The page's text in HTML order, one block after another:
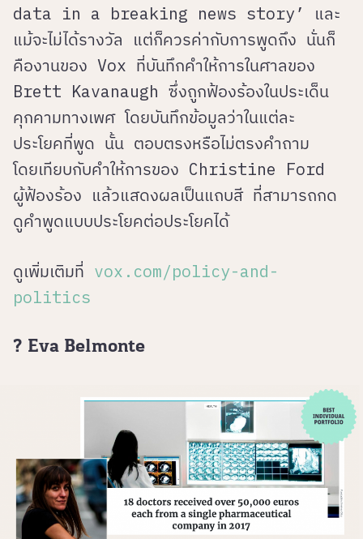
data in a breaking news story’ และ
แม้จะไม่ได้รางวัล แต่ก็ควรค่ากับการพูดถึง นั่นก็
คืองานของ Vox ที่บันทึกคำให้การในศาลของ
Brett Kavanaugh ซึ่งถูกฟ้องร้องในประเด็น
คุกคามทางเพศ โดยบันทึกข้อมูลว่าในแต่ละ
ประโยคที่พูด นั้น ตอบตรงหรือไม่ตรงคำถาม
โดยเทียบกับคำให้การของ Christine Ford
ผู้ฟ้องร้อง แล้วแสดงผลเป็นแถบสี ที่สามารถกด
ดูคำพูดแบบประโยคต่อประโยคได้
ดูเพิ่มเติมที่ vox.com/policy-and-
politics
? Eva Belmonte